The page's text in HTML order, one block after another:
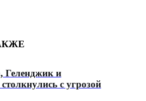
Геленджик и
с угрозой